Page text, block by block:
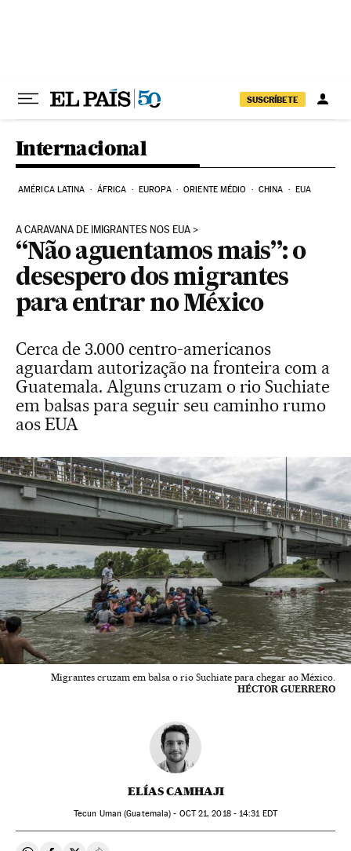
SUSCRÍBETE
Internacional
AMÉRICA LATINA ÁFRICA EUROPA ORIENTE MÉDIO CHINA EUA
A CARAVANA DE IMIGRANTES NOS EUA
“Não aguentamos mais”: o
desespero dos migrantes
para entrar no México
Cerca de 3.000 centro-americanos
aguardam autorização na fronteira com a
Guatemala. Alguns cruzam o rio Suchiate
em balsas para seguir seu caminho rumo
aos EUA
Migrantes cruzam em balsa o rio Suchiate para chegar ao México.
HÉCTOR GUERRERO
ELÍAS CAMHAJI
Tecun Uman (Guatemala) - OCT21, 2018 - 14:31EDT